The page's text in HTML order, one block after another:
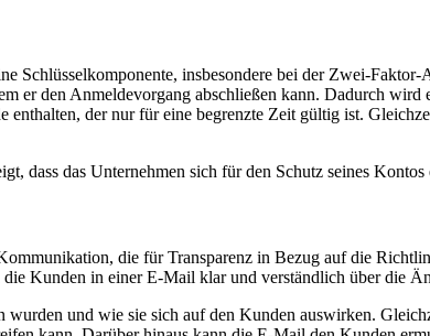
Schlüsselkomponente, insbesondere bei der Zwei-
er den Anmeldevorgang abschließen kann. Dadurch wird
der nur für eine begrenzte Zeit gültig ist.
dass das Unternehmen sich für den Schutz seines Kontos
die für Transparenz in Bezug auf die
Kunden in einer E-Mail klar und verständlich über die
und wie sie sich auf den Kunden auswirken.